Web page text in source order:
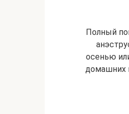
Полный
осенью
домашних